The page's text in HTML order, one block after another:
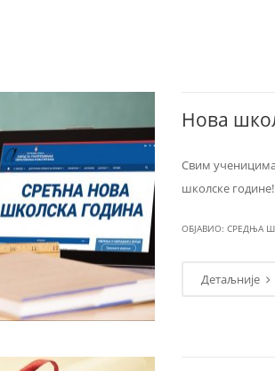
Нова
Свим
школске
ОБЈАВИО: СРЕДЊА
Детаљније